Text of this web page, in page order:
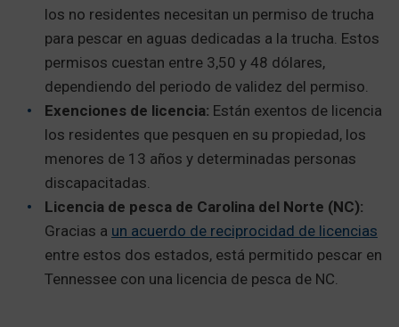
los no residentes necesitan un permiso de trucha
para pescar en aguas dedicadas a la trucha. Estos
permisos cuestan entre 3,50 y 48 dólares,
dependiendo del periodo de validez del permiso.
Exenciones de licencia: Están exentos de licencia
los residentes que pesquen en su propiedad, los
menores de 13 años y determinadas personas
discapacitadas.
Licencia de pesca de Carolina del Norte (NC):
Gracias a un acuerdo de reciprocidad de licencias
entre estos dos estados, está permitido pescar en
Tennessee con una licencia de pesca de NC.